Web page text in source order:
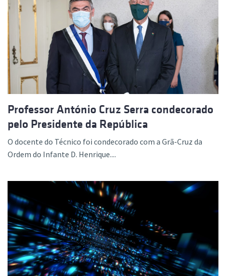
Professor António Cruz Serra condecorado
pelo Presidente da República
O docente do Técnico foi condecorado com a Grã-Cruz da
Ordem do Infante D. Henrique....